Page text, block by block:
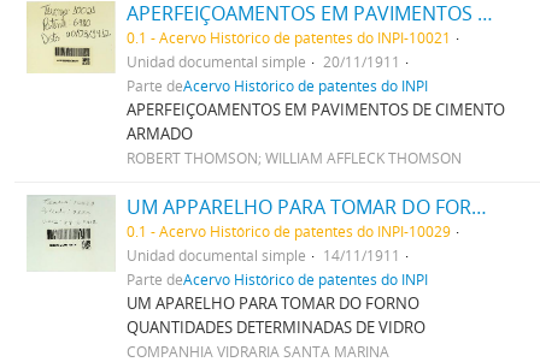
APERFEIÇOAMENTOS EM PAVIMENTOS DE CIMENTO ARMADO
0.1 - Acervo Histórico de patentes do INPI-10021
Unidad documental simple
20/11/1911
Parte deAcervo Histórico de patentes do INPI
APERFEIÇOAMENTOS EM PAVIMENTOS DE CIMENTO
ARMADO
ROBERT THOMSON; WILLIAM AFFLECK THOMSON
UM APPARELHO PARA TOMAR DO FORNO QUANTIDADES DETERMINADAS DE VIDRO
0.1 - Acervo Histórico de patentes do INPI-10029
Unidad documental simple
14/11/1911
Parte deAcervo Histórico de patentes do INPI
UM APARELHO PARA TOMAR DO FORNO
QUANTIDADES DETERMINADAS DE VIDRO
COMPANHIA VIDRARIA SANTA MARINA